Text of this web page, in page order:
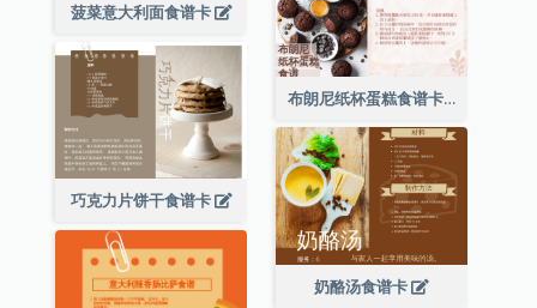
菠菜意大利面食谱卡
布朗尼纸杯蛋糕食谱卡
巧克力片饼干食谱卡
奶酪汤食谱卡